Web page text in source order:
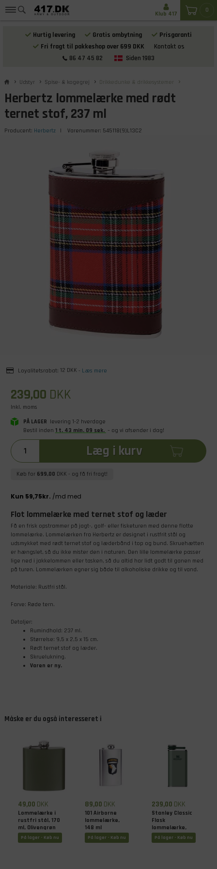
Hurtig levering Gratis ombytning
Prisgaranti
Fri fragt til pakkeshop over 699 DKK
Kontakt os
86 47 45 82
Siden 1983
0
Klub 417
Udstyr Spise- & kogegrej Drikkedunke & drikkesystemer
Herbertz lommelærke med rødt
ternet stof, 237 ml
Producent: Herbertz | Varenummer: 545118(9)L13C2
Loyalitetsrabat: 12 DKK - Læs mere
239,00 DKK
Inkl. moms
PÅ LAGER levering 1-2 hverdage
Bestil inden 1 t. 43 min. 08 sek. – og vi afsender i dag!
Læg i kurv
Køb for 699,00 DKK - og få fri fragt!
Flot lommelærke med ternet stof og læder
Få en frisk opstrammer på jagt-, golf- eller fisketuren med denne flotte
lommelærke. Lommelærken fra Herbertz er designet i rustfrit stål og
udsmykket med rødt ternet stof og læderbånd i top og bund. Skruehætten
er hængslet, så du ikke mister den i naturen. Den lille lommelærke passer
lige ned i jakkelommen eller tasken, så du altid har lidt godt til ganen med
på turen. Lommelærken egner sig både til alkoholiske drikke og til vand.
Materiale: Rustfri stål.
Farve: Røde tern.
Detaljer:
Rumindhold: 237 ml.
Størrelse: 9,5 x 2,5 x 15 cm.
Rødt ternet stof og læder.
Skruelukning.
Varen er ny.
Måske er du også interesseret i
49,00 DKK
Lommelærke i
rustfri stål, 170
ml, Olivengrøn
På lager - Køb nu
89,00 DKK
101 Airborne
lommelærke,
148 ml
På lager - Køb nu
239,00 DKK
Stanley Classic
Flask
lommelærke,
0,23 liter,
Hammertone
På lager - Køb nu